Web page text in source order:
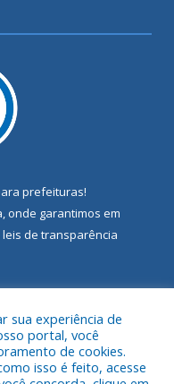
prefeituras!
onde garantimos em
leis de transparência
sua experiência de
portal, você
de cookies.
isso é feito, acesse